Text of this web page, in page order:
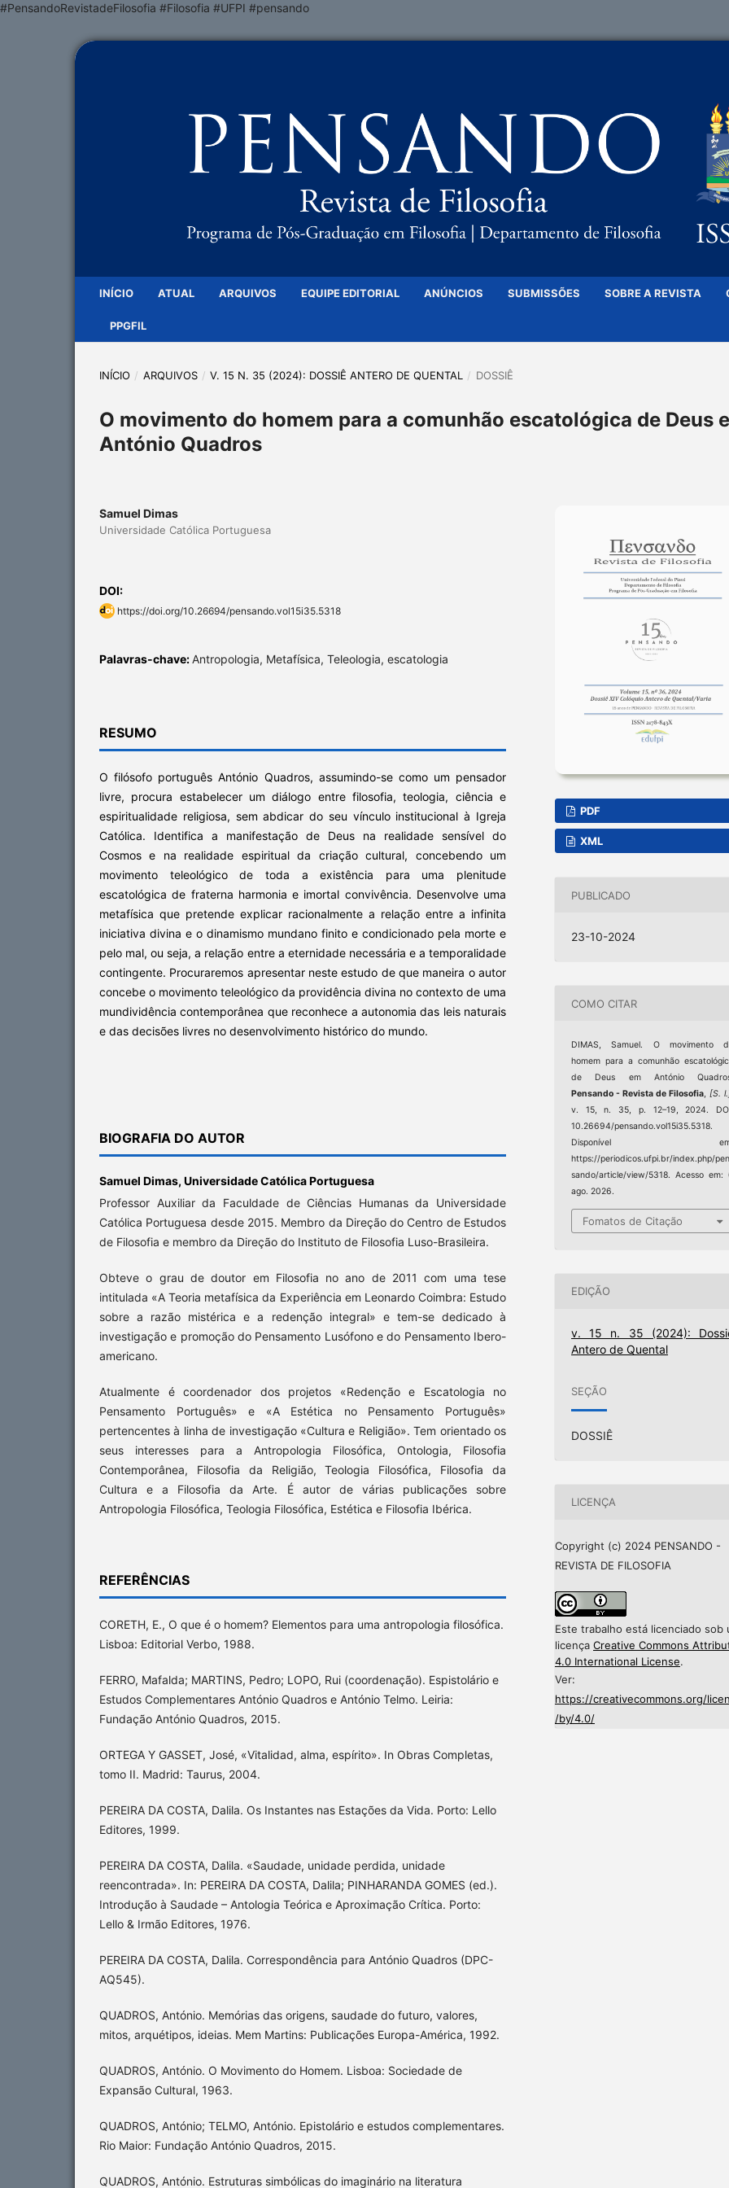
#PensandoRevistadeFilosofia #Filosofia #UFPI #pensando
INÍCIO ATUAL ARQUIVOS EQUIPE EDITORIAL ANÚNCIOS SUBMISSÕES SOBRE A REVISTA
PPGFIL
INÍCIO / ARQUIVOS / V. 15 N. 35 (2024): DOSSIÊ ANTERO DE QUENTAL / DOSSIÊ
O movimento do homem para a comunhão escatológica de Deus
António Quadros
Samuel Dimas
Universidade Católica Portuguesa
DOI:
https://doi.org/10.26694/pensando.vol15i35.5318
Palavras-chave:Antropologia, Metafísica, Teleologia, escatologia
RESUMO
O filósofo português António Quadros, assumindo-se como um pensador
livre, procura estabelecer um diálogo entre filosofia, teologia, ciência e
espiritualidade religiosa, sem abdicar do seu vínculo institucional à Igreja
Católica. Identifica a manifestação de Deus na realidade sensível do
Cosmos e na realidade espiritual da criação cultural, concebendo um
movimento teleológico de toda a existência para uma plenitude
escatológica de fraterna harmonia e imortal convivência. Desenvolve uma
metafísica que pretende explicar racionalmente a relação entre a infinita
iniciativa divina e o dinamismo mundano finito e condicionado pela morte e
pelo mal, ou seja, a relação entre a eternidade necessária e a temporalidade
contingente. Procuraremos apresentar neste estudo de que maneira o autor
concebe o movimento teleológico da providência divina no contexto de uma
mundividência contemporânea que reconhece a autonomia das leis naturais
e das decisões livres no desenvolvimento histórico do mundo.
BIOGRAFIA DO AUTOR
Samuel Dimas, Universidade Católica Portuguesa
Professor Auxiliar da Faculdade de Ciências Humanas da Universidade
Católica Portuguesa desde 2015. Membro da Direção do Centro de Estudos
de Filosofia e membro da Direção do Instituto de Filosofia Luso-Brasileira.
Obteve o grau de doutor em Filosofia no ano de 2011 com uma tese
intitulada «A Teoria metafísica da Experiência em Leonardo Coimbra: Estudo
sobre a razão mistérica e a redenção integral» e tem-se dedicado à
investigação e promoção do Pensamento Lusófono e do Pensamento Ibero-
americano.
Atualmente é coordenador dos projetos «Redenção e Escatologia no
Pensamento Português» e «A Estética no Pensamento Português»
pertencentes à linha de investigação «Cultura e Religião». Tem orientado os
seus interesses para a Antropologia Filosófica, Ontologia, Filosofia
Contemporânea, Filosofia da Religião, Teologia Filosófica, Filosofia da
Cultura e a Filosofia da Arte. É autor de várias publicações sobre
Antropologia Filosófica, Teologia Filosófica, Estética e Filosofia Ibérica.
REFERÊNCIAS
CORETH, E., O que é o homem? Elementos para uma antropologia filosófica.
Lisboa: Editorial Verbo, 1988.
FERRO, Mafalda; MARTINS, Pedro; LOPO, Rui (coordenação). Espistolário e
Estudos Complementares António Quadros e António Telmo. Leiria:
Fundação António Quadros, 2015.
ORTEGA Y GASSET, José, «Vitalidad, alma, espírito». In Obras Completas,
tomo II. Madrid: Taurus, 2004.
PEREIRA DA COSTA, Dalila. Os Instantes nas Estações da Vida. Porto: Lello
Editores, 1999.
PEREIRA DA COSTA, Dalila. «Saudade, unidade perdida, unidade
reencontrada». In: PEREIRA DA COSTA, Dalila; PINHARANDA GOMES (ed.).
Introdução à Saudade – Antologia Teórica e Aproximação Crítica. Porto:
Lello & Irmão Editores, 1976.
PEREIRA DA COSTA, Dalila. Correspondência para António Quadros (DPC-
AQ545).
QUADROS, António. Memórias das origens, saudade do futuro, valores,
mitos, arquétipos, ideias. Mem Martins: Publicações Europa-América, 1992.
QUADROS, António. O Movimento do Homem. Lisboa: Sociedade de
Expansão Cultural, 1963.
QUADROS, António; TELMO, António. Epistolário e estudos complementares.
Rio Maior: Fundação António Quadros, 2015.
QUADROS, António. Estruturas simbólicas do imaginário na literatura
PDF
XML
PUBLICADO
23-10-2024
COMO CITAR
DIMAS, Samuel. O movimento
homem para a comunhão
de Deus em António
Pensando - Revista de Filosofia, [S.
v. 15, n. 35, p. 12–19, 2024.
10.26694/pensando.vol15i35.5318.
Disponível
https://periodicos.ufpi.br/index.php/pen
sando/article/view/5318. Acesso em:
ago. 2026.
Fomatos de Citação
EDIÇÃO
v. 15 n. 35 (2024):
Antero de Quental
SEÇÃO
DOSSIÊ
LICENÇA
Copyright (c) 2024 PENSANDO -
REVISTA DE FILOSOFIA
Este trabalho está licenciado sob
licença Creative Commons
4.0 International License.
Ver:
https://creativecommons.org/
/by/4.0/